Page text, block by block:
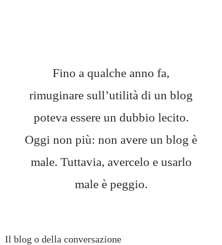
Fino a qualche anno fa,
rimuginare sull’utilità di un blog
poteva essere un dubbio lecito.
Oggi non più: non avere un blog è
male. Tuttavia, avercelo e usarlo
male è peggio.
Il blog o della conversazione